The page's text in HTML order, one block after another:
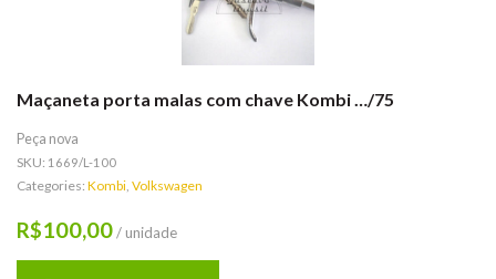
Maçaneta porta malas com chave Kombi …/75
Peça nova
SKU: 1669/L-100
Categories: Kombi, Volkswagen
R$100,00/ unidade